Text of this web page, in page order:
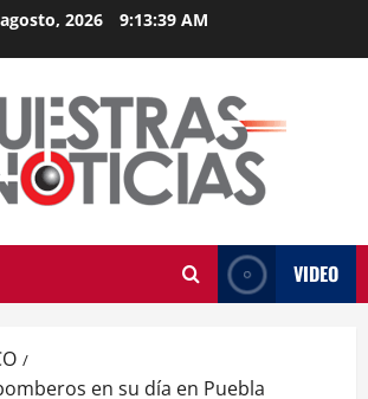
2026 9:13:39 AM
VIDEO
en su día en Puebla